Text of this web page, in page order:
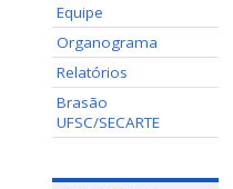
Equipe
Organograma
Relatórios
Brasão
UFSC/SECARTE